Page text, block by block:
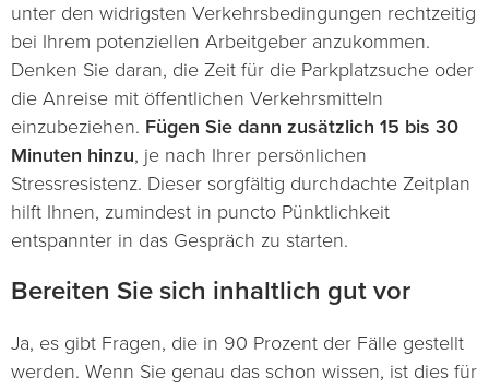
unter den widrigsten Verkehrsbedingungen rechtzeitig
bei Ihrem potenziellen Arbeitgeber anzukommen.
Denken Sie daran, die Zeit für die Parkplatzsuche oder
die Anreise mit öffentlichen Verkehrsmitteln
einzubeziehen. Fügen Sie dann zusätzlich 15 bis 30
Minuten hinzu, je nach Ihrer persönlichen
Stressresistenz. Dieser sorgfältig durchdachte Zeitplan
hilft Ihnen, zumindest in puncto Pünktlichkeit
entspannter in das Gespräch zu starten.
Bereiten Sie sich inhaltlich gut vor
Ja, es gibt Fragen, die in 90 Prozent der Fälle gestellt
werden. Wenn Sie genau das schon wissen, ist dies für